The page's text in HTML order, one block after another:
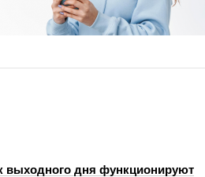
выходного дня функционируют